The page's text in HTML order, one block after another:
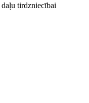
daļu tirdzniecībai